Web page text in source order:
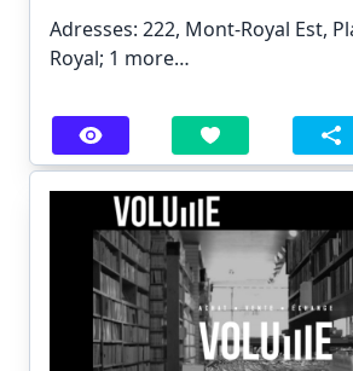
Adresses: 222, Mont-Royal Est,
Royal; 1 more…